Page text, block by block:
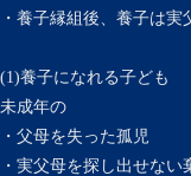
・養子縁組後、養子は
(1)養子になれる子ども
未成年の
・父母を失った孤児
・実父母を探し出せない